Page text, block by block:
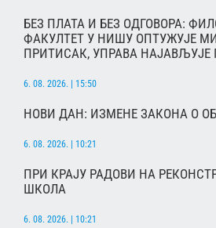
БЕЗ ПЛАТА И БЕЗ ОДГОВОРА:
ФАКУЛТЕТ У НИШУ ОПТУЖУЈЕ
ПРИТИСАК, УПРАВА НАЈАВЉУЈЕ
6. 08. 2026. | 15:50
НОВИ ДАН: ИЗМЕНЕ ЗАКОНА О
6. 08. 2026. | 10:21
ПРИ КРАЈУ РАДОВИ НА
ШКОЛА
6. 08. 2026. | 10:21